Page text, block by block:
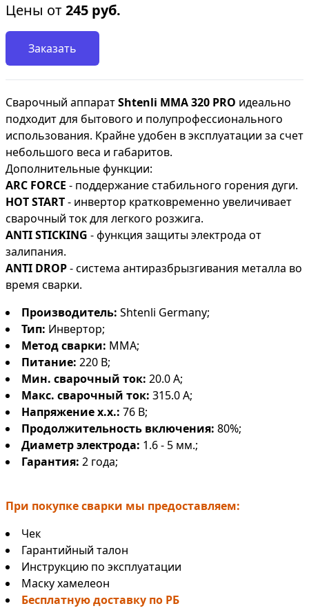
Цены от245 руб.
Заказать
Сварочный аппаратShtenli ММА 320 PRO идеально
подходит для бытового и полупрофессионального
использования. Крайне удобен в эксплуатации за счет
небольшого веса и габаритов.
Дополнительные функции:
ARC FORCE - поддержание стабильного горения дуги.
HOT START- инвертор кратковременно увеличивает
сварочный ток для легкого розжига.
ANTI STICKING - функция защиты электрода от
залипания.
ANTI DROP- система антиразбрызгивания металла во
время сварки.
Производитель: Shtenli Germany;
Тип: Инвертор;
Метод сварки: MMA;
Питание: 220 В;
Мин. сварочный ток: 20.0 А;
Макс. сварочный ток: 315.0 А;
Напряжение х.х.: 76 В;
Продолжительность включения: 80%;
Диаметр электрода: 1.6 - 5 мм.;
Гарантия: 2 года;
При покупке сварки мы предоставляем:
Чек
Гарантийный талон
Инструкцию по эксплуатации
Маску хамелеон
Бесплатную доставку по РБ